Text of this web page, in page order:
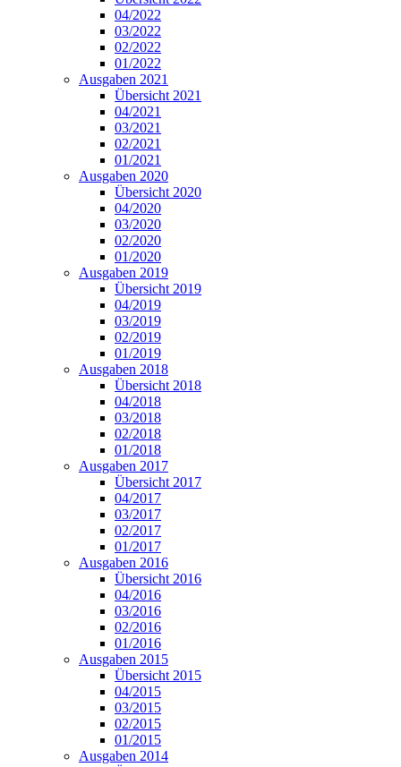
04/2022
03/2022
02/2022
01/2022
Ausgaben 2021
Übersicht 2021
04/2021
03/2021
02/2021
01/2021
Ausgaben 2020
Übersicht 2020
04/2020
03/2020
02/2020
01/2020
Ausgaben 2019
Übersicht 2019
04/2019
03/2019
02/2019
01/2019
Ausgaben 2018
Übersicht 2018
04/2018
03/2018
02/2018
01/2018
Ausgaben 2017
Übersicht 2017
04/2017
03/2017
02/2017
01/2017
Ausgaben 2016
Übersicht 2016
04/2016
03/2016
02/2016
01/2016
Ausgaben 2015
Übersicht 2015
04/2015
03/2015
02/2015
01/2015
Ausgaben 2014